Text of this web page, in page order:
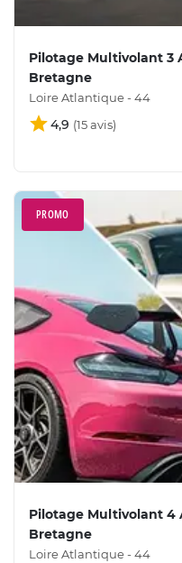
Pilotage Multivolant 3
Bretagne
Loire Atlantique - 44
4,9
PROMO
Pilotage Multivolant 4
Bretagne
Loire Atlantique - 44